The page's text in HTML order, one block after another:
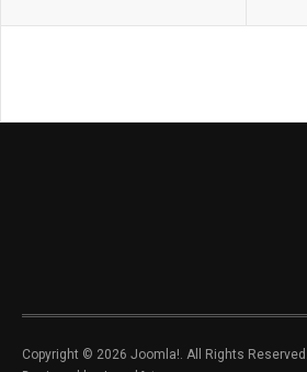
Copyright © 2026 Joomla!. All Rights